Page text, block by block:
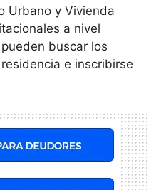
Urbano y Vivienda
a nivel
buscar los
e inscribirse